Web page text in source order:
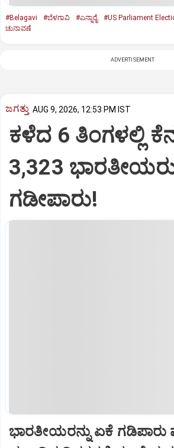
#Belagavi #ಬೆಳಗಾವಿ #ಎನ್ನಾರೈ #US Parliament
ಚುನಾವಣೆ
ADVERTISEMENT
ಜಗತ್ತು AUG 9, 2026, 12:53 PM IST
ಕಳೆದ 6 ತಿಂಗಳಲ್ಲಿ
3,323
ಗಡೀಪಾರು!
ಭಾರತೀಯರನ್ನು ಏಕೆ ಗಡಿಪಾರು